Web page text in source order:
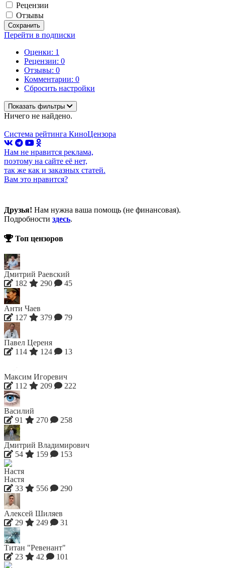
Рецензии
Отзывы
Сохранить
Перейти в подписки
Оценки: 1
Рецензии: 0
Отзывы: 0
Комментарии: 0
Сбросить настройки
Показать фильтры
Ничего не найдено.
Система рейтинга КиноЦензора
Нам не нравится реклама,
поэтому на сайте её нет,
так же как и заказных статей.
Вам это нравится?
Друзья! Нам нужна ваша помощь (не финансовая).
Подробности здесь.
Топ цензоров
Дмитрий Раевский
182
290 45
Анти Чаев
127
379 79
Павел Цереня
114
124 13
Максим Игоревич
112
209 222
Василий
91
270 258
Дмитрий Владимирович
54
159 153
Настя
33
556 290
Алексей Шиляев
29
249 31
Титан "Ревенант"
23
42 101